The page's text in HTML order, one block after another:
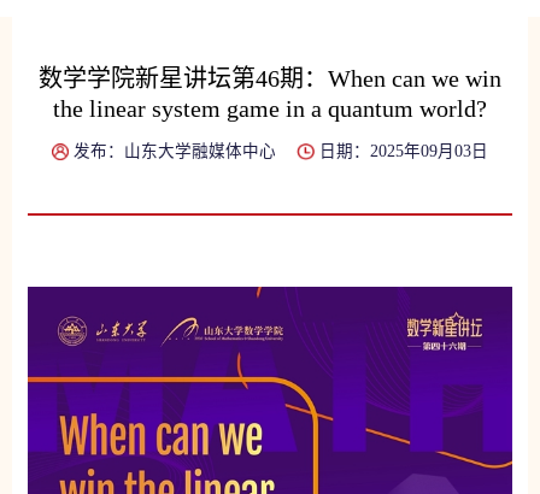
数学学院新星讲坛第46期：When can we win
the linear system game in a quantum world?
发布：山东大学融媒体中心 日期：2025年09月03日